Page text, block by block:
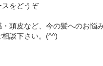
をどうぞ
頭皮など、今の髪へのお悩
談下さい。(^^)